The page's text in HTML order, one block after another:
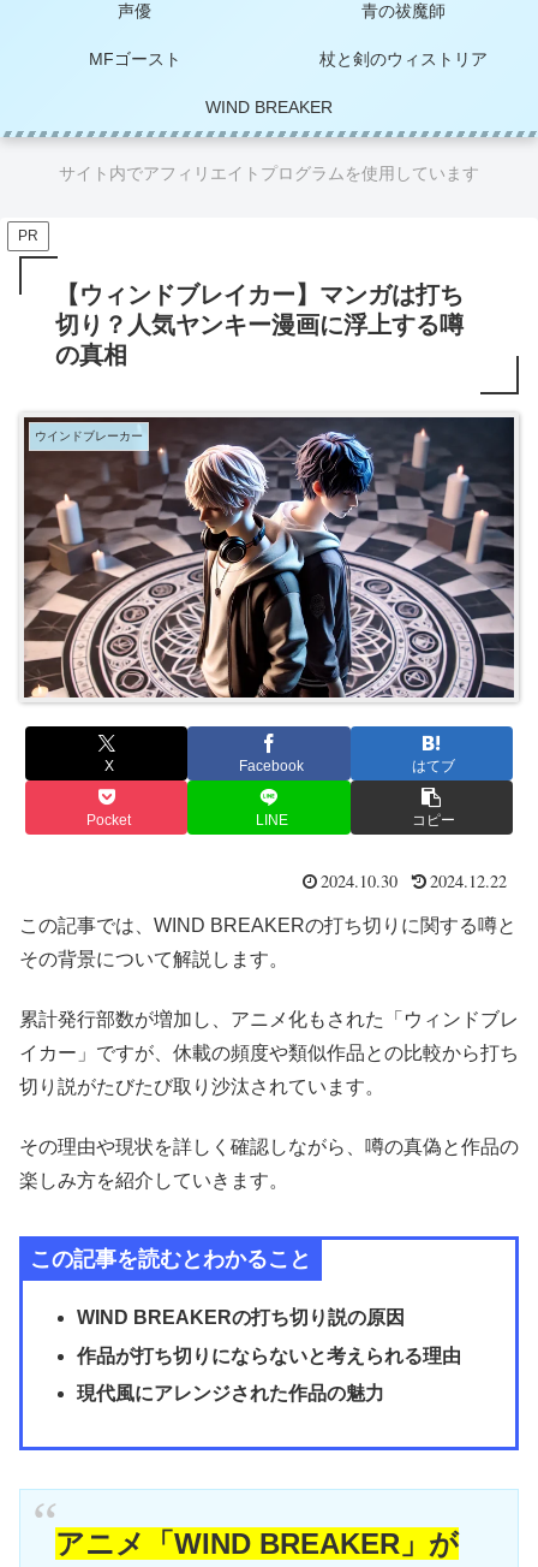
声優 青の祓魔師
MFゴースト 杖と剣のウィストリア
WIND BREAKER
サイト内でアフィリエイトプログラムを使用しています
PR
【ウィンドブレイカー】マンガは打ち
切り？人気ヤンキー漫画に浮上する噂
の真相
ウインドブレーカー
X Facebook はてブ
Pocket LINE コピー
2024.10.30 2024.12.22
この記事では、 WIND BREAKERの打ち切りに関する噂と
その背景について解説します。
累計発行部数が増加し、アニメ化もされた「ウィンドブレ
イカー」ですが、休載の頻度や類似作品との比較から打ち
切り説がたびたび取り沙汰されています。
その理由や現状を詳しく確認しながら、噂の真偽と作品の
楽しみ方を紹介していきます。
この記事を読むとわかること
WIND BREAKERの打ち切り説の原因
作品が打ち切りにならないと考えられる理由
現代風にアレンジされた作品の魅力
アニメ「WIND BREAKER」が